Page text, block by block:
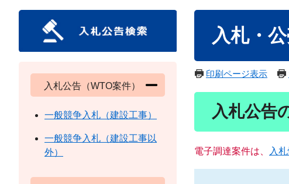
入札・
印刷ページ表示
入札公告
電子調達案件は、 入
入札公告（WTO案件）
一般競争入札（建設工事）
一般競争入札（建設工事以
外）